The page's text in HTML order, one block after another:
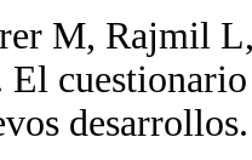
M, Rajmil